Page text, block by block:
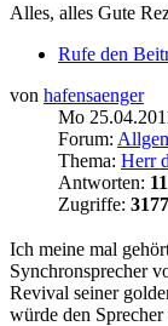
Alles, alles Gute
Rufe den
von hafensaenger
Mo
Forum:
Thema: Herr
Antworten: 11
Zugriffe: 3177
Ich meine mal
Synchronsprecher
Revival seiner
würde den